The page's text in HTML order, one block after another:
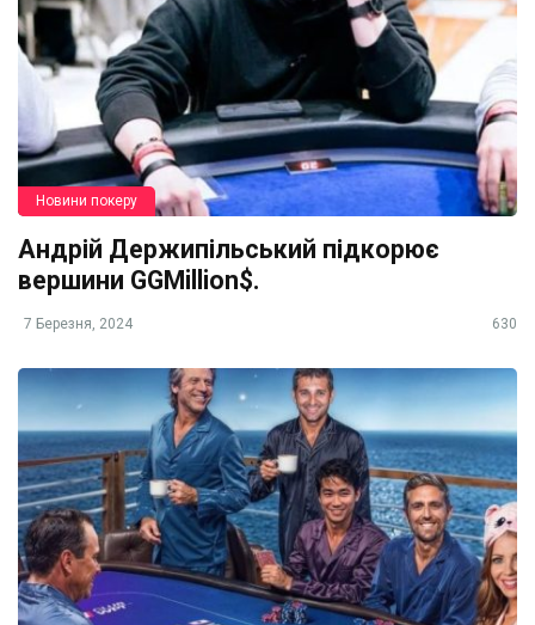
Новини покеру
Андрій Держипільський підкорює
вершини GGMillion$.
7 Березня, 2024 630